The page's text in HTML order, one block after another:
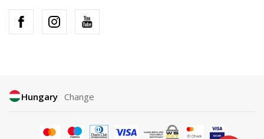
Hungary Change